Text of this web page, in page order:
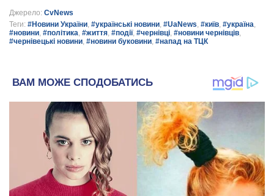
Джерело: CvNews
Теги: #Новини України, #українські новини, #UaNews, #київ, #україна,
#новини, #політика, #життя, #події, #чернівці, #новини чернівців,
#чернівецькі новини, #новини буковини, #напад на ТЦК